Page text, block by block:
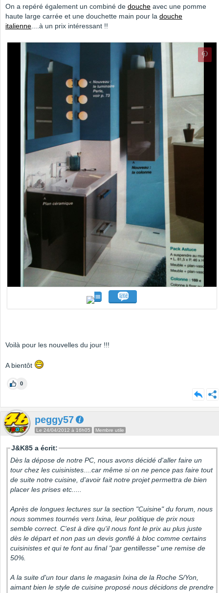
On a repéré également un combiné de douche avec une pomme
haute large carrée et une douchette main pour la douche
italienne....à un prix intéressant !!
Voilà pour les nouvelles du jour !!!
A bientôt
0
peggy57
Le 24/04/2012 à 16h05 Membre utile
J&K85 a écrit:
Dès la dépose de notre PC, nous avons décidé d'aller faire un
tour chez les cuisinistes....car même si on ne pence pas faire tout
de suite notre cuisine, d'avoir fait notre projet permettra de bien
placer les prises etc.....
Après de longues lectures sur la section "Cuisine" du forum, nous
nous sommes tournés vers Ixina, leur politique de prix nous
semble correct. C'est à dire qu'il nous font le prix au plus juste
dès le départ et non pas un devis gonflé à bloc comme certains
cuisinistes et qui te font au final "par gentillesse" une remise de
50%.
A la suite d'un tour dans le magasin Ixina de la Roche S/Yon,
aimant bien le style de cuisine proposé nous décidons de prendre